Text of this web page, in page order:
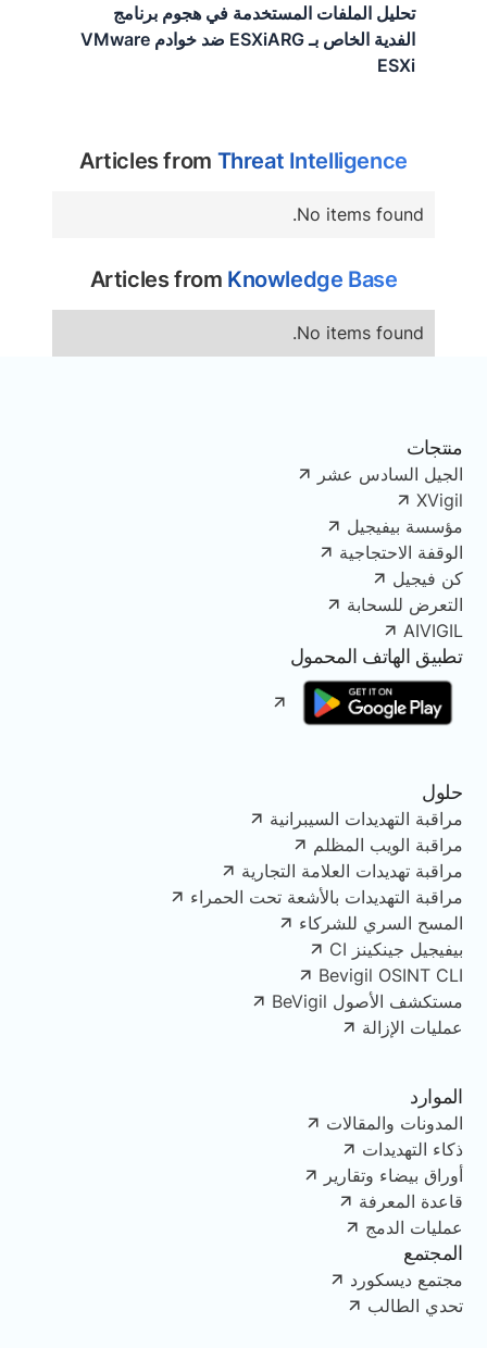
تحليل الملفات المستخدمة في هجوم برنامج
الفدية الخاص بـ ESXiARG ضد خوادم VMware
ESXi
Articles from Threat Intelligence
No items found.
Articles from Knowledge Base
No items found.
منتجات
الجيل السادس عشر
XVigil
مؤسسة بيفيجيل
الوقفة الاحتجاجية
كن فيجيل
التعرض للسحابة
AIVIGIL
تطبيق الهاتف المحمول
حلول
مراقبة التهديدات السيبرانية
مراقبة الويب المظلم
مراقبة تهديدات العلامة التجارية
مراقبة التهديدات بالأشعة تحت الحمراء
المسح السري للشركاء
بيفيجيل جينكينز CI
Bevigil OSINT CLI
مستكشف الأصول BeVigil
عمليات الإزالة
الموارد
المدونات والمقالات
ذكاء التهديدات
أوراق بيضاء وتقارير
قاعدة المعرفة
عمليات الدمج
المجتمع
مجتمع ديسكورد
تحدي الطالب